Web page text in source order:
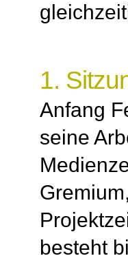
1.
Anfang
seine
besteht